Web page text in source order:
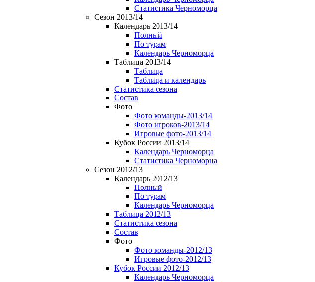
Статистика Черноморца
Сезон 2013/14
Календарь 2013/14
Полный
По турам
Календарь Черноморца
Таблица 2013/14
Таблица
Таблица и календарь
Статистика сезона
Состав
Фото
Фото команды-2013/14
Фото игроков-2013/14
Игровые фото-2013/14
Кубок России 2013/14
Календарь Черноморца
Статистика Черноморца
Сезон 2012/13
Календарь 2012/13
Полный
По турам
Календарь Черноморца
Таблица 2012/13
Статистика сезона
Состав
Фото
Фото команды-2012/13
Игровые фото-2012/13
Кубок России 2012/13
Календарь Черноморца